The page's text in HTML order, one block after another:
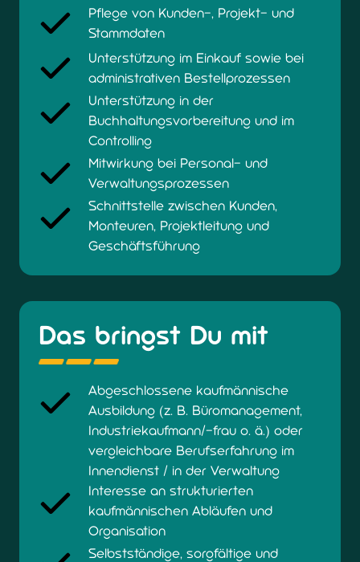
Pflege von Kunden-, Projekt- und
Stammdaten
Unterstützung im Einkauf sowie bei
administrativen Bestellprozessen
Unterstützung in der
Buchhaltungsvorbereitung und im
Controlling
Mitwirkung bei Personal- und
Verwaltungsprozessen
Schnittstelle zwischen Kunden,
Monteuren, Projektleitung und
Geschäftsführung
Das bringst Du mit
Abgeschlossene kaufmännische
Ausbildung (z. B. Büromanagement,
Industriekaufmann/-frau o. ä.) oder
vergleichbare Berufserfahrung im
Innendienst / in der Verwaltung
Interesse an strukturierten
kaufmännischen Abläufen und
Organisation
Selbstständige, sorgfältige und